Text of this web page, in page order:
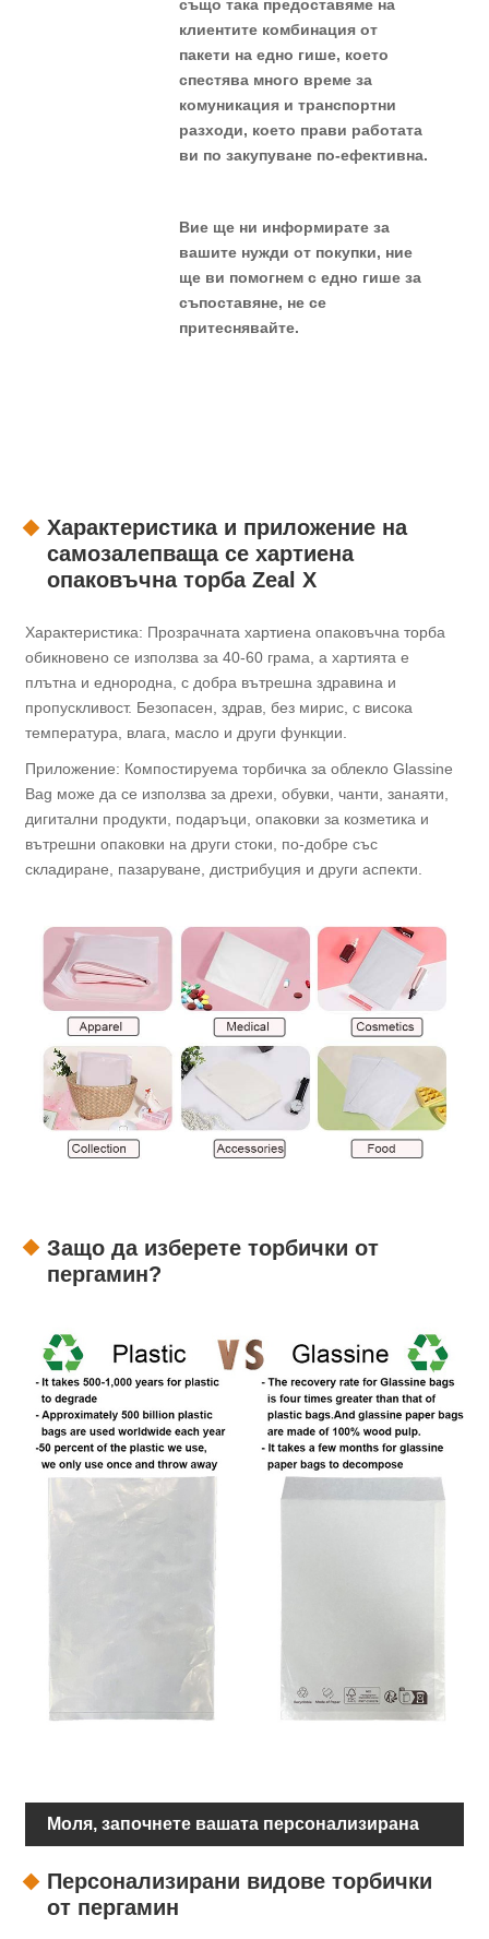
също така предоставяме на
клиентите комбинация от
пакети на едно гише, което
спестява много време за
комуникация и транспортни
разходи, което прави работата
ви по закупуване по-ефективна.
Вие ще ни информирате за
вашите нужди от покупки, ние
ще ви помогнем с едно гише за
съпоставяне, не се
притеснявайте.
Характеристика и приложение на
самозалепваща се хартиена
опаковъчна торба Zeal X
Характеристика: Прозрачната хартиена опаковъчна торба
обикновено се използва за 40-60 грама, а хартията е
плътна и еднородна, с добра вътрешна здравина и
пропускливост. Безопасен, здрав, без мирис, с висока
температура, влага, масло и други функции.
Приложение: Компостируема торбичка за облекло Glassine
Bag може да се използва за дрехи, обувки, чанти, занаяти,
дигитални продукти, подаръци, опаковки за козметика и
вътрешни опаковки на други стоки, по-добре със
складиране, пазаруване, дистрибуция и други аспекти.
Защо да изберете торбички от
пергамин?
Моля, започнете вашата персонализирана
Персонализирани видове торбички
от пергамин